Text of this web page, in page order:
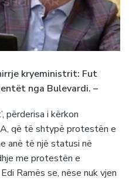
kryeministrit: Fut
nga Bulevardi. –
përderisa i kërkon
që të shtypë protestën e
anë të një statusi në
me protestën e
Ramës se, nëse nuk vjen